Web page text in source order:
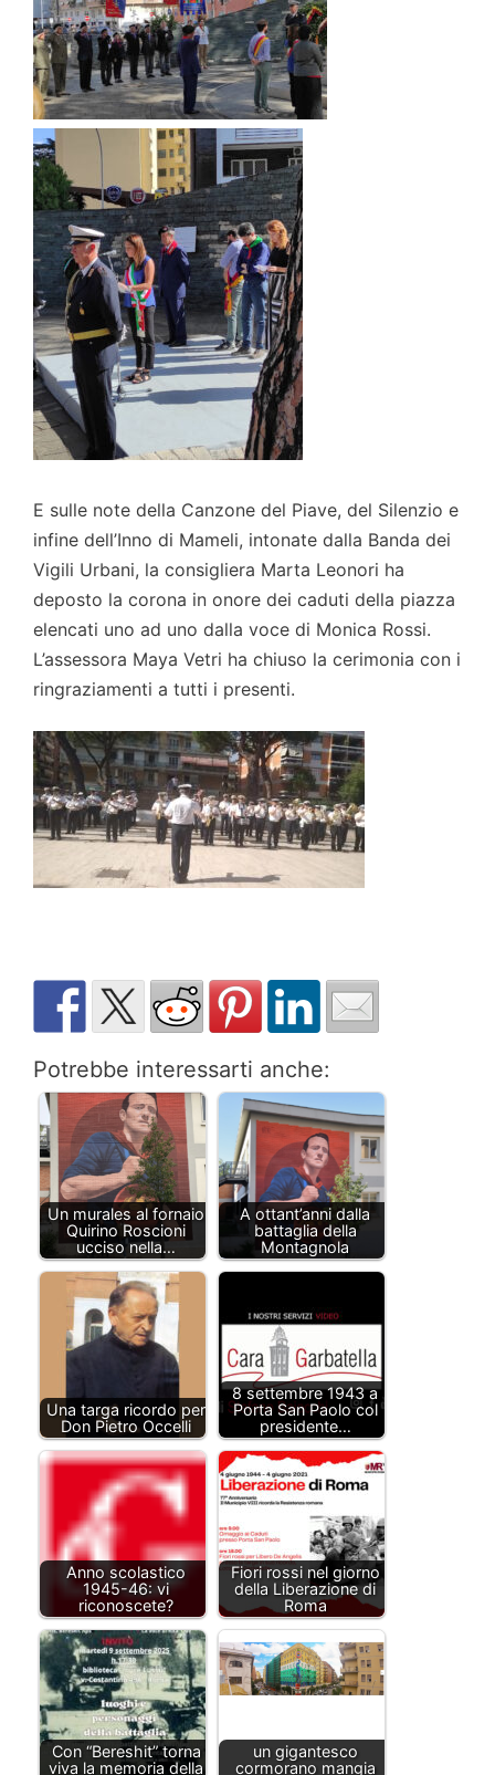
E sulle note della Canzone del Piave, del Silenzio e
infine dell’Inno di Mameli, intonate dalla Banda dei
Vigili Urbani, la consigliera Marta Leonori ha
deposto la corona in onore dei caduti della piazza
elencati uno ad uno dalla voce di Monica Rossi.
L’assessora Maya Vetri ha chiuso la cerimonia con i
ringraziamenti a tutti i presenti.
Potrebbe interessarti anche:
Un murales al fornaio
Quirino Roscioni
ucciso nella…
A ottant’anni dalla
battaglia della
Montagnola
Una targa ricordo per
Don Pietro Occelli
8 settembre 1943 a
Porta San Paolo col
presidente…
Anno scolastico
1945-46: vi
riconoscete?
Fiori rossi nel giorno
della Liberazione di
Roma
Con “Bereshit” torna
viva la memoria della
un gigantesco
cormorano mangia